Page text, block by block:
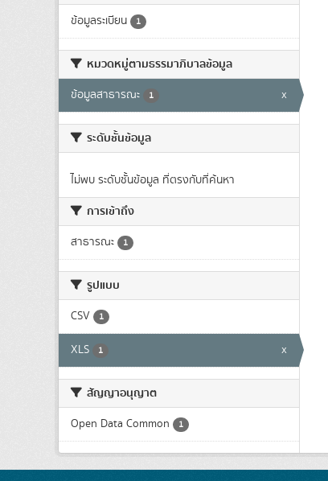
ข้อมูลระเบียน 1
หมวดหมู่ตามธรรมาภิบาลข้อมูล
ข้อมูลสาธารณะ 1 x
ระดับชั้นข้อมูล
ไม่พบ ระดับชั้นข้อมูล ที่ตรงกับที่ค้นหา
การเข้าถึง
สาธารณะ 1
รูปแบบ
CSV 1
XLS 1 x
สัญญาอนุญาต
Open Data Common 1